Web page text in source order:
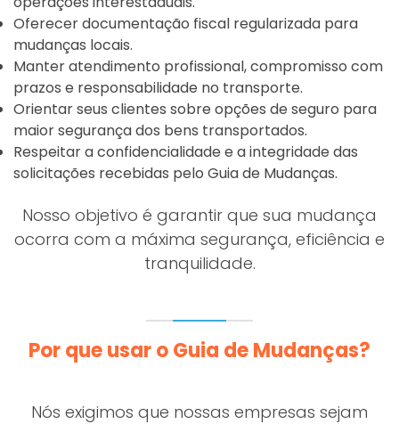
Oferecer documentação fiscal regularizada para
mudanças locais.
Manter atendimento profissional, compromisso com
prazos e responsabilidade no transporte.
Orientar seus clientes sobre opções de seguro para
maior segurança dos bens transportados.
Respeitar a confidencialidade e a integridade das
solicitações recebidas pelo Guia de Mudanças.
Nosso objetivo é garantir que sua mudança
ocorra com a máxima segurança, eficiência e
tranquilidade.
Por que usar o Guia de Mudanças?
Nós exigimos que nossas empresas sejam